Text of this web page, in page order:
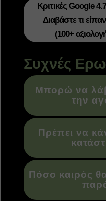
Κριτικές Google 4.7/
Διαβάστε τι
(100+
Συχνές
Μπορώ να
την
Πρέπει να
Πόσο καιρός θα